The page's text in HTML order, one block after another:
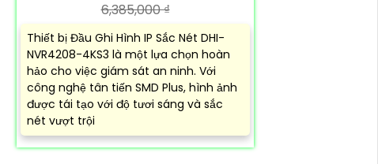
6,385,000 ₫
Thiết bị Đầu Ghi Hình IP Sắc Nét DHI-
NVR4208-4KS3 là một lựa chọn hoàn
hảo cho việc giám sát an ninh. Với
công nghệ tân tiến SMD Plus, hình ảnh
được tái tạo với độ tươi sáng và sắc
nét vượt trội